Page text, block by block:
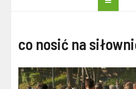
co nosić na